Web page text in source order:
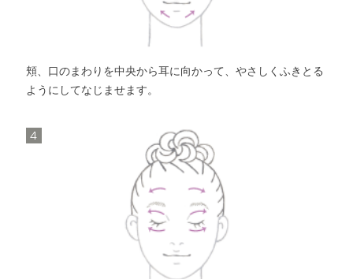
頬、口のまわりを中央から耳に向かって、やさしくふきとる
ようにしてなじませます。
4